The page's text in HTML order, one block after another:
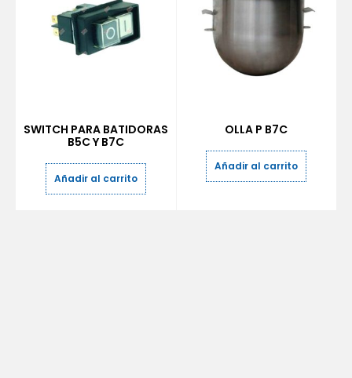
SWITCH PARA BATIDORAS
B5C Y B7C
Añadir al carrito
OLLA P B7C
Añadir al carrito